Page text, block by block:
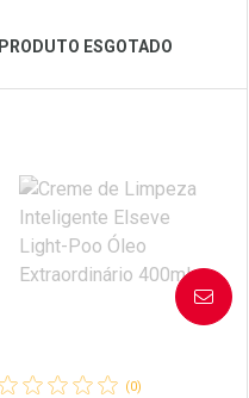
Ver Desconto Convênio
PRODUTO ESGOTADO
Laboratório
Por Menos
(0)
AVISE-ME